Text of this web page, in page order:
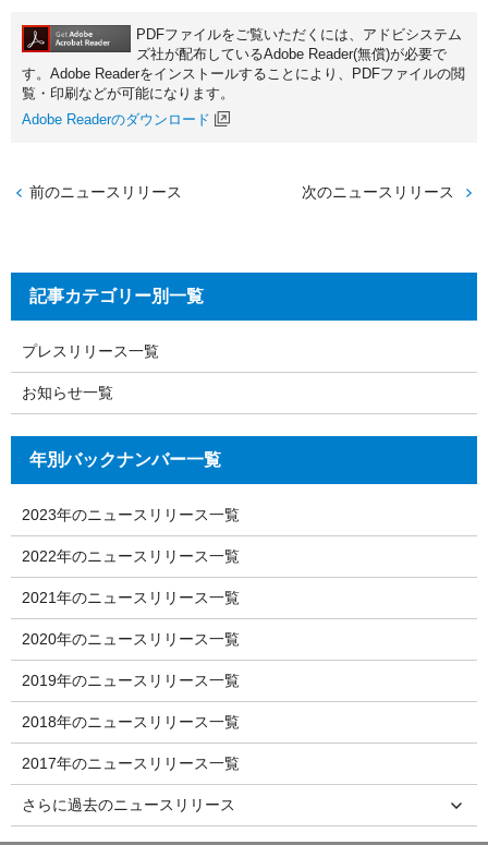
PDFファイルをご覧いただくには、アドビシステム
ズ社が配布しているAdobe Reader(無償)が必要で
す。Adobe Readerをインストールすることにより、PDFファイルの閲
覧・印刷などが可能になります。
Adobe Readerのダウンロード
前のニュースリリース 次のニュースリリース
記事カテゴリー別一覧
プレスリリース一覧
お知らせ一覧
年別バックナンバー一覧
2023年のニュースリリース一覧
2022年のニュースリリース一覧
2021年のニュースリリース一覧
2020年のニュースリリース一覧
2019年のニュースリリース一覧
2018年のニュースリリース一覧
2017年のニュースリリース一覧
さらに過去のニュースリリース